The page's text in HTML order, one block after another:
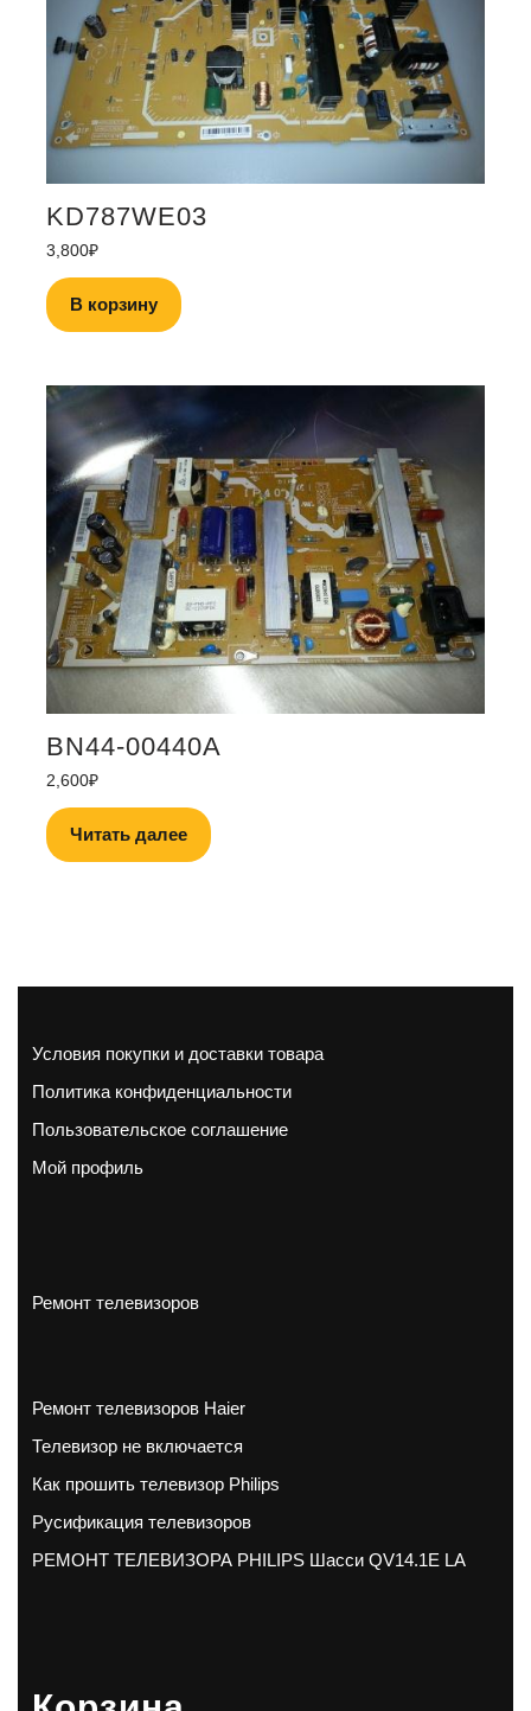
KD787WE03
3,800₽
В корзину
BN44-00440A
2,600₽
Читать далее
Условия покупки и доставки товара
Политика конфиденциальности
Пользовательское соглашение
Мой профиль
Ремонт телевизоров
Ремонт телевизоров Haier
Телевизор не включается
Как прошить телевизор Philips
Русификация телевизоров
РЕМОНТ ТЕЛЕВИЗОРА PHILIPS Шасси QV14.1E LA